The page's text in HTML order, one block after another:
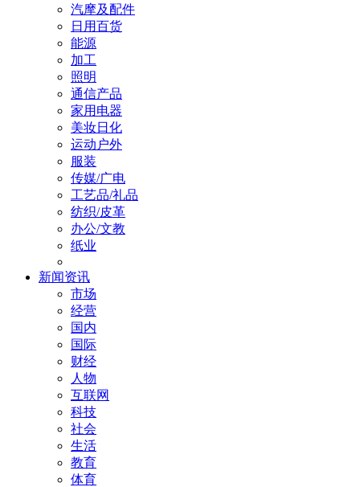
汽摩及配件
日用百货
能源
加工
照明
通信产品
家用电器
美妆日化
运动户外
服装
传媒/广电
工艺品/礼品
纺织/皮革
办公/文教
纸业
新闻资讯
市场
经营
国内
国际
财经
人物
互联网
科技
社会
生活
教育
体育